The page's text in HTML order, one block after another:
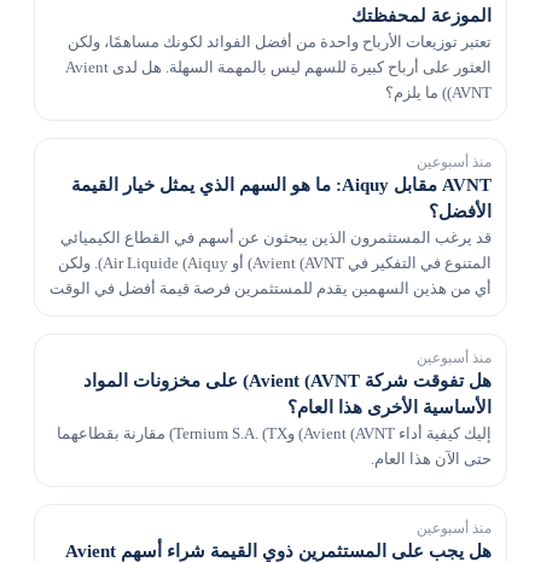
الموزعة لمحفظتك
تعتبر توزيعات الأرباح واحدة من أفضل الفوائد لكونك مساهمًا، ولكن
العثور على أرباح كبيرة للسهم ليس بالمهمة السهلة. هل لدى Avient
(AVNT) ما يلزم؟
منذ أسبوعين
AVNT مقابل Aiquy: ما هو السهم الذي يمثل خيار القيمة
الأفضل؟
قد يرغب المستثمرون الذين يبحثون عن أسهم في القطاع الكيميائي
المتنوع في التفكير في Avient (AVNT) أو Air Liquide (Aiquy). ولكن
أي من هذين السهمين يقدم للمستثمرين فرصة قيمة أفضل في الوقت
منذ أسبوعين
هل تفوقت شركة Avient (AVNT) على مخزونات المواد
الأساسية الأخرى هذا العام؟
إليك كيفية أداء Avient (AVNT) وTernium S.A. (TX) مقارنة بقطاعهما
حتى الآن هذا العام.
منذ أسبوعين
هل يجب على المستثمرين ذوي القيمة شراء أسهم Avient